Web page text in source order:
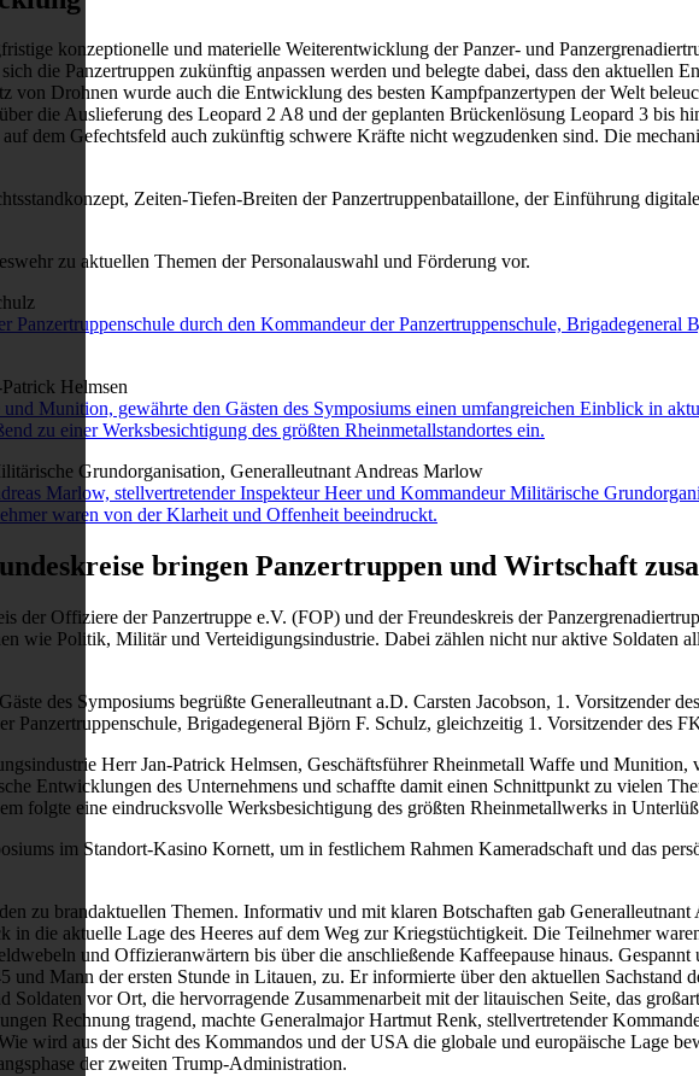
konzeptionelle und materielle Weiterentwicklung der Panzer- und
die Panzertruppen zukünftig anpassen werden und belegte dabei, dass den aktuellen
von Drohnen wurde auch die Entwicklung des besten Kampfpanzertypen der Welt
die Auslieferung des Leopard 2 A8 und der geplanten Brückenlösung Leopard 3 bis
dem Gefechtsfeld auch zukünftig schwere Kräfte nicht wegzudenken sind. Die
Zeiten-Tiefen-Breiten der Panzertruppenbataillone, der Einführung
zu aktuellen Themen der Personalauswahl und Förderung vor.
Panzertruppenschule durch den Kommandeur der Panzertruppenschule,
Munition, gewährte den Gästen des Symposiums einen umfangreichen Einblick in
zu einer Werksbesichtigung des größten Rheinmetallstandortes ein.
Marlow, stellvertretender Inspekteur Heer und Kommandeur Militärische
waren von der Klarheit und Offenheit beeindruckt.
bringen Panzertruppen und Wirtschaft
der Offiziere der Panzertruppe e.V. (FOP) und der Freundeskreis der
wie Politik, Militär und Verteidigungsindustrie. Dabei zählen nicht nur aktive Soldaten
des Symposiums begrüßte Generalleutnant a.D. Carsten Jacobson, 1. Vorsitzender
Panzertruppenschule, Brigadegeneral Björn F. Schulz, gleichzeitig 1. Vorsitzender des
Herr Jan-Patrick Helmsen, Geschäftsführer Rheinmetall Waffe und Munition,
Entwicklungen des Unternehmens und schaffte damit einen Schnittpunkt zu vielen
folgte eine eindrucksvolle Werksbesichtigung des größten Rheinmetallwerks in
im Standort-Kasino Kornett, um in festlichem Rahmen Kameradschaft und das
zu brandaktuellen Themen. Informativ und mit klaren Botschaften gab
die aktuelle Lage des Heeres auf dem Weg zur Kriegstüchtigkeit. Die Teilnehmer
und Offizieranwärtern bis über die anschließende Kaffeepause hinaus.
Mann der ersten Stunde in Litauen, zu. Er informierte über den aktuellen Sachstand
vor Ort, die hervorragende Zusammenarbeit mit der litauischen Seite, das
Rechnung tragend, machte Generalmajor Hartmut Renk, stellvertretender
wird aus der Sicht des Kommandos und der USA die globale und europäische Lage
der zweiten Trump-Administration.